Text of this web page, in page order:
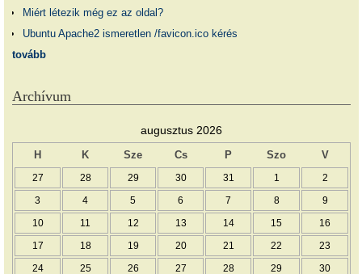
Miért létezik még ez az oldal?
Ubuntu Apache2 ismeretlen /favicon.ico kérés
tovább
Archívum
augusztus 2026
H K Sze Cs P Szo V
27 28 29 30 31 1 2
3 4 5 6 7 8 9
10 11 12 13 14 15 16
17 18 19 20 21 22 23
24 25 26 27 28 29 30